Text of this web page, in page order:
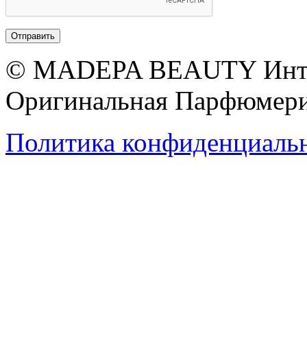
© MADEPA BEAUTY
Оригинальная
Политика